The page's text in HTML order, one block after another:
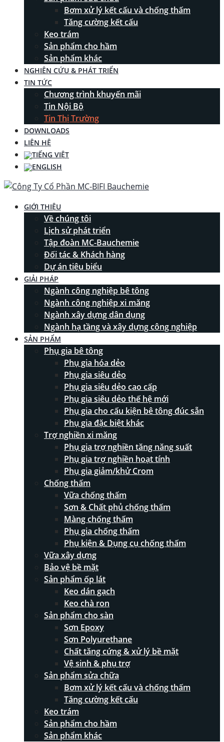
Bơm xử lý kết cấu và chống thấm
Tăng cường kết cấu
Keo trám
Sản phẩm cho hầm
Sản phẩm khác
NGHIÊN CỨU & PHÁT TRIỂN
TIN TỨC
Chương trình khuyến mãi
Tin Nội Bộ
Tin Thị Trường
DOWNLOADS
LIÊN HỆ
GIỚI THIỆU
Về chúng tôi
Lịch sử phát triển
Tập đoàn MC-Bauchemie
Đối tác & Khách hàng
Dự án tiêu biểu
GIẢI PHÁP
Ngành công nghiệp bê tông
Ngành công nghiệp xi măng
Ngành xây dựng dân dụng
Ngành hạ tầng và xây dựng công nghiệp
SẢN PHẨM
Phụ gia bê tông
Phụ gia hóa dẻo
Phụ gia siêu dẻo
Phụ gia siêu dẻo cao cấp
Phụ gia siêu dẻo thế hệ mới
Phụ gia cho cấu kiện bê tông đúc sẵn
Phụ gia đặc biệt khác
Trợ nghiền xi măng
Phụ gia trợ nghiền tăng năng suất
Phụ gia trợ nghiền hoạt tính
Phụ gia giảm/khử Crom
Chống thấm
Vữa chống thấm
Sơn & Chất phủ chống thấm
Màng chống thấm
Phụ gia chống thấm
Phụ kiện & Dụng cụ chống thấm
Vữa xây dựng
Bảo vệ bề mặt
Sản phẩm ốp lát
Keo dán gạch
Keo chà ron
Sản phẩm cho sàn
Sơn Epoxy
Sơn Polyurethane
Chất tăng cứng & xử lý bề mặt
Vệ sinh & phụ trợ
Sản phẩm sửa chữa
Bơm xử lý kết cấu và chống thấm
Tăng cường kết cấu
Keo trám
Sản phẩm cho hầm
Sản phẩm khác